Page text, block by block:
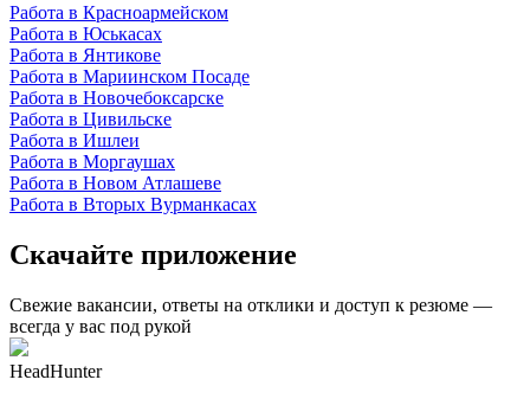
Работа в Красноармейском
Работа в Юськасах
Работа в Янтикове
Работа в Мариинском Посаде
Работа в Новочебоксарске
Работа в Цивильске
Работа в Ишлеи
Работа в Моргаушах
Работа в Новом Атлашеве
Работа в Вторых Вурманкасах
Скачайте приложение
Свежие вакансии, ответы на отклики и доступ к резюме —
всегда у вас под рукой
HeadHunter